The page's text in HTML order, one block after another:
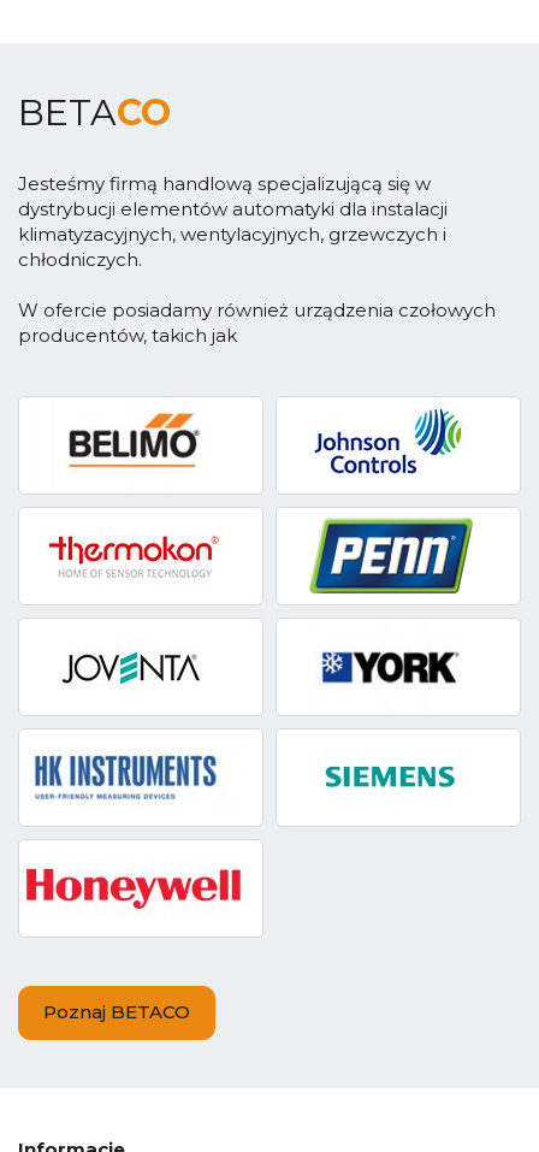
BETACO
Jesteśmy firmą handlową specjalizującą się w
dystrybucji elementów automatyki dla instalacji
klimatyzacyjnych, wentylacyjnych, grzewczych i
chłodniczych.
W ofercie posiadamy również urządzenia czołowych
producentów, takich jak
Poznaj BETACO